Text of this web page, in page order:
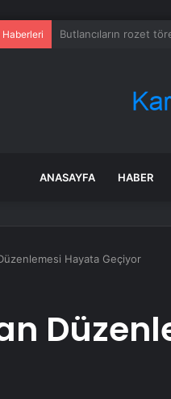
Uçakta dehşet anları:
ANASAYFA HABER
Hayata Geçiyor